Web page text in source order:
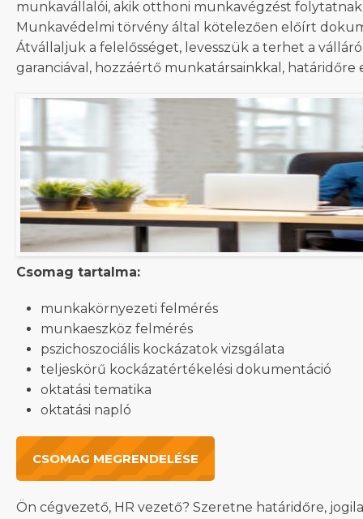
munkavállalói, akik otthoni munkavégzést
Munkavédelmi törvény által kötelezően előírt
Átvállaljuk a felelősséget, levesszük a terhet a
garanciával, hozzáértő munkatársainkkal,
Csomag tartalma:
munkakörnyezeti felmérés
munkaeszköz felmérés
pszichoszociális kockázatok vizsgálata
teljeskörű kockázatértékelési dokumentáció
oktatási tematika
oktatási napló
CSOMAG MEGRENDELÉSE
Ön cégvezető, HR vezető? Szeretne határidőre,